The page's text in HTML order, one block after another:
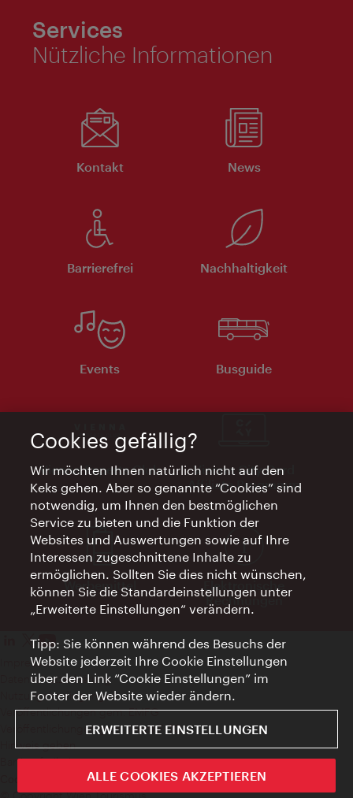
Services
Nützliche Informationen
Kontakt News
Barrierefrei Nachhaltigkeit
Events Busguide
Vienna Experts Club
Vienna City Card
Affiliate Programm
Werbemittel
Elektronische
Rechnungen
Impressum
Datenschutzerklärung
Nutzungsbedingungen
Veröffentlichungen gem. EMFG
Veröffentlichungen gem. MedKF‑TG
Hinweis geben
Barrierefreiheit
Cookie Einstellungen
© Copyright Wien Tourismus
Cookies gefällig?
Wir möchten Ihnen natürlich nicht auf den
Keks gehen. Aber so genannte “Cookies” sind
notwendig, um Ihnen den bestmöglichen
Service zu bieten und die Funktion der
Websites und Auswertungen sowie auf Ihre
Interessen zugeschnittene Inhalte zu
ermöglichen. Sollten Sie dies nicht wünschen,
können Sie die Standardeinstellungen unter
„Erweiterte Einstellungen“ verändern.
Tipp: Sie können während des Besuchs der
Website jederzeit Ihre Cookie Einstellungen
über den Link “Cookie Einstellungen” im
Footer der Website wieder ändern.
ERWEITERTE EINSTELLUNGEN
ALLE COOKIES AKZEPTIEREN